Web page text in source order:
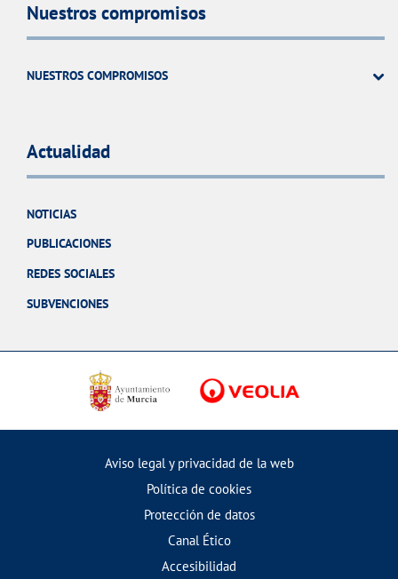
Nuestros compromisos
NUESTROS COMPROMISOS
Actualidad
NOTICIAS
PUBLICACIONES
REDES SOCIALES
SUBVENCIONES
Aviso legal y privacidad de la web
Política de cookies
Protección de datos
Canal Ético
Accesibilidad